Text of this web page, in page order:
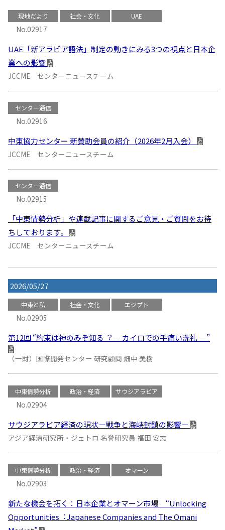
現地だより 社会・文化 UAE
No.02917
UAE「新アラビア語法」制定の動きにみる3つの視点と日本企
業への影響
JCCME センターニュースチーム
センター通信
No.02916
中東協力センター 新賛助会員の紹介（2026年2月入会）
JCCME センターニュースチーム
センター通信
No.02915
「中東情勢分析」や連載記事に関するご意見・ご質問をお待
ちしております。
JCCME センターニュースチーム
2026/05/27
中東と私 社会・文化 エジプト
No.02905
第12回 “約束は神のみぞ知る︖ ― カイロでの手痛い洗礼 ―”
（一財）国際開発センター 研究顧問 畑中 美樹
中東情勢分析 政治・経済 サウジアラビア
No.02904
サウジアラビア経済の現状－戦争と海峡封鎖の影響－
アジア経済研究所・ジェトロ 名誉研究員 福田 安志
中東情勢分析 政治・経済 オマーン
No.02903
新たな機会を拓く：日本企業とオマーン市場 “Unlocking
Opportunities︓Japanese Companies and The Omani